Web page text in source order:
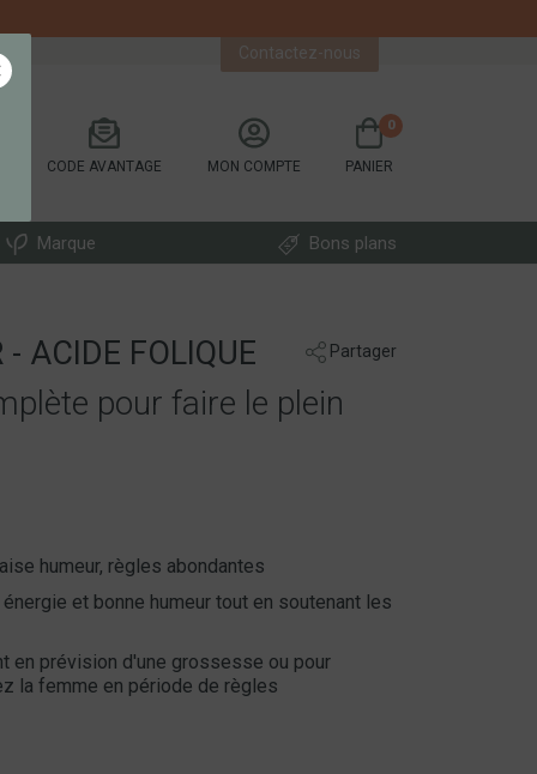
CODE AVANTAGE MON COMPTE PANIER
0
Marque Bons plans
Contactez-nous
Partager
- ACIDE FOLIQUE
pour faire le plein
humeur, règles abondantes
et bonne humeur tout en soutenant les
en prévision d'une grossesse ou pour
la femme en période de règles